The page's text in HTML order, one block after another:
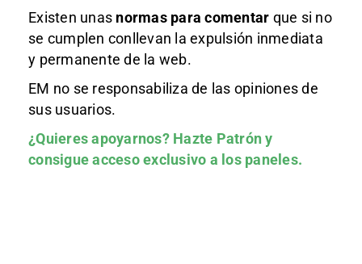
Existen unas normas para comentar que si no
se cumplen conllevan la expulsión inmediata
y permanente de la web.
EM no se responsabiliza de las opiniones de
sus usuarios.
¿Quieres apoyarnos? Hazte Patróny
consigue acceso exclusivo a los paneles.